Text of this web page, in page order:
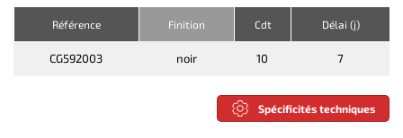
Référence Finition Cdt Délai (j)
CG592003 noir 10 7
Spécificités techniques